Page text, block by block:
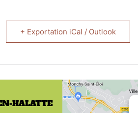
+ Exportation iCal / Outlook
HALATTE